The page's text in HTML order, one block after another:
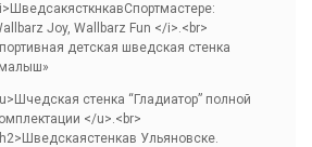
Joy, Wallbarz Fun </i>.<br>
детская шведская стенка
стенка “Гладиатор” полной
</u>.<br>
Ульяновске.